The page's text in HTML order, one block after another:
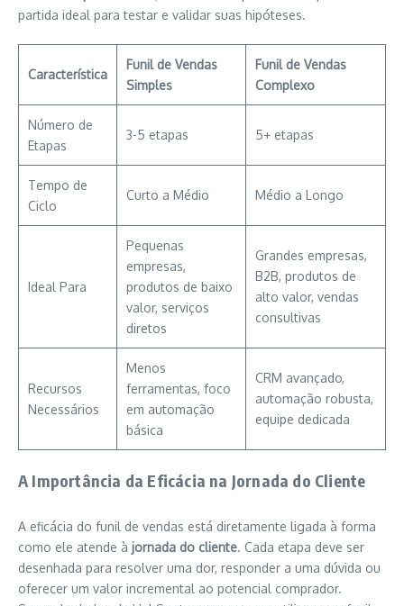
partida ideal para testar e validar suas hipóteses.
Característica
Funil de Vendas
Simples
Funil de Vendas
Complexo
Número de
Etapas
3-5 etapas 5+ etapas
Tempo de
Ciclo
Curto a Médio Médio a Longo
Ideal Para
Pequenas
empresas,
produtos de baixo
valor, serviços
diretos
Grandes empresas,
B2B, produtos de
alto valor, vendas
consultivas
Recursos
Necessários
Menos
ferramentas, foco
em automação
básica
CRM avançado,
automação robusta,
equipe dedicada
A Importância da Eficácia na Jornada do Cliente
A eficácia do funil de vendas está diretamente ligada à forma
como ele atende à jornada do cliente. Cada etapa deve ser
desenhada para resolver uma dor, responder a uma dúvida ou
oferecer um valor incremental ao potencial comprador.